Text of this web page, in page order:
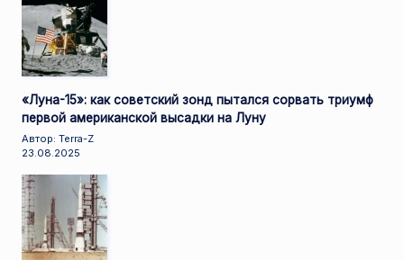
«Луна-15»: как советский зонд пытался сорвать триумф
первой американской высадки на Луну
Автор: Terra-Z
23.08.2025